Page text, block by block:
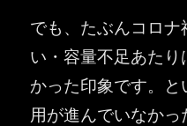
でも、たぶんコロ
い・容量不足あた
かった印象です。
用が進んでいなかっ